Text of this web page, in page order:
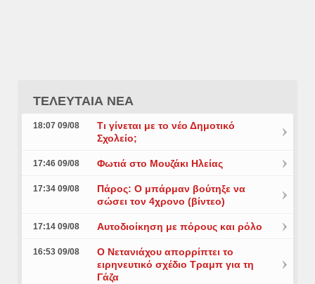
ΤΕΛΕΥΤΑΙΑ ΝΕΑ
18:07 09/08
Τι γίνεται με το νέο Δημοτικό
Σχολείο;
17:46 09/08 Φωτιά στο Μουζάκι Ηλείας
17:34 09/08
Πάρος: Ο μπάρμαν βούτηξε να
σώσει τον 4χρονο (βίντεο)
17:14 09/08 Αυτοδιοίκηση με πόρους και ρόλο
16:53 09/08
Ο Νετανιάχου απορρίπτει το
ειρηνευτικό σχέδιο Τραμπ για τη
Γάζα